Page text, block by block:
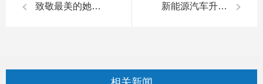
致敬最美的她，共赴春日温情之约|广有五金&东莞合页 新能源汽车升级，广有合页来助力，四大应用场景解决方案 | 广有五金&东莞合页